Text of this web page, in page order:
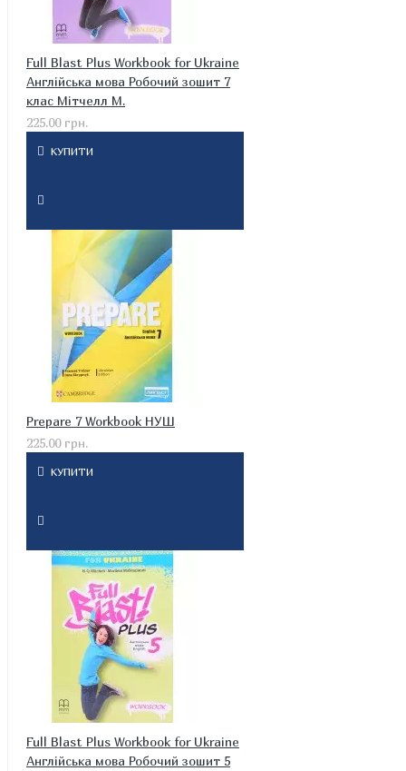
Full Blast Plus Workbook for Ukraine
Англійська мова Робочий зошит 7
клас Мітчелл М.
225.00 грн.
КУПИТИ
Prepare 7 Workbook НУШ
225.00 грн.
КУПИТИ
Full Blast Plus Workbook for Ukraine
Англійська мова Робочий зошит 5